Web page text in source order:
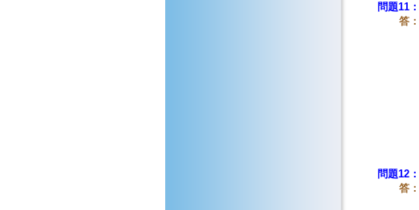
問題11：
答：
問題12：
答：